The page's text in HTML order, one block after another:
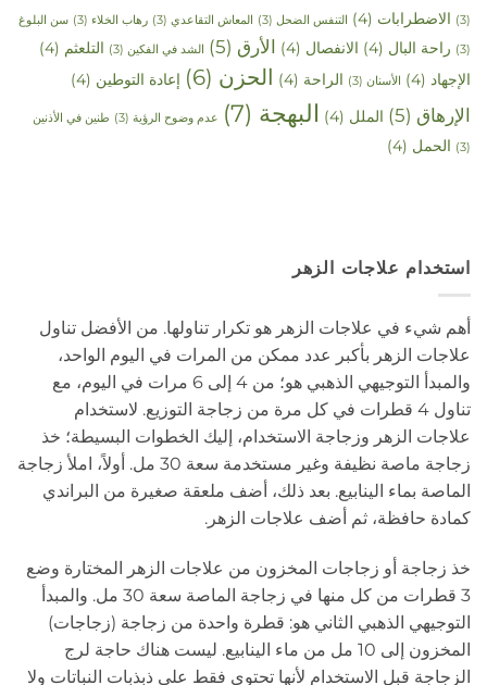
(3) الاضطرابات (4) التنفس الضحل (3) المعاش التقاعدي (3) رهاب الخلاء (3) سن البلوغ
(3) راحة البال (4) الانفصال (4) الأرق (5) الشد في الفكين (3) التلعثم (4)
الإجهاد (4) الأسنان (3) الراحة (4) الحزن (6) إعادة التوطين (4)
الإرهاق (5) الملل (4) البهجة (7) عدم وضوح الرؤية (3) طنين في الأذنين
(3) الحمل (4)
استخدام علاجات الزهر
أهم شيء في علاجات الزهر هو تكرار تناولها. من الأفضل تناول
علاجات الزهر بأكبر عدد ممكن من المرات في اليوم الواحد،
والمبدأ التوجيهي الذهبي هو؛ من 4 إلى 6 مرات في اليوم، مع
تناول 4 قطرات في كل مرة من زجاجة التوزيع. لاستخدام
علاجات الزهر وزجاجة الاستخدام، إليك الخطوات البسيطة؛ خذ
زجاجة ماصة نظيفة وغير مستخدمة سعة 30 مل. أولاً، املأ زجاجة
الماصة بماء الينابيع. بعد ذلك، أضف ملعقة صغيرة من البراندي
كمادة حافظة، ثم أضف علاجات الزهر.
خذ زجاجة أو زجاجات المخزون من علاجات الزهر المختارة وضع
3 قطرات من كل منها في زجاجة الماصة سعة 30 مل. والمبدأ
التوجيهي الذهبي الثاني هو: قطرة واحدة من زجاجة (زجاجات)
المخزون إلى 10 مل من ماء الينابيع. ليست هناك حاجة لرج
الزجاجة قبل الاستخدام لأنها تحتوي فقط على ذبذبات النباتات ولا